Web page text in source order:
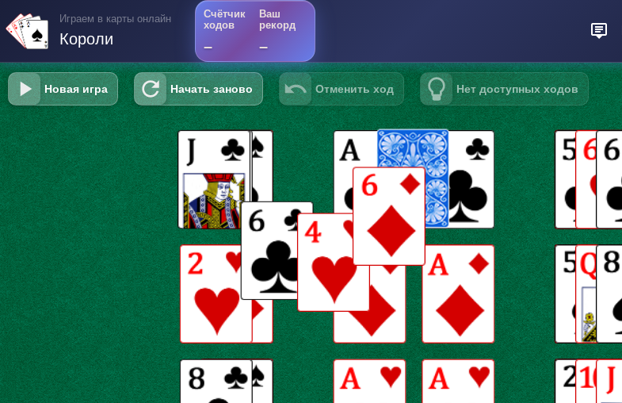
Играем в карты онлайн
Короли
Счётчик
ходов
–
Ваш
рекорд
–
Новая игра Начать заново Отменить ход Подсказать ход